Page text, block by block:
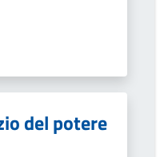
del potere